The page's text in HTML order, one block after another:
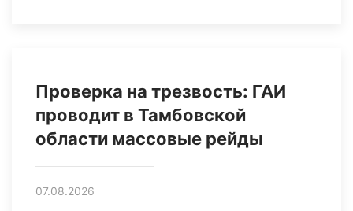
Проверка на трезвость: ГАИ
проводит в Тамбовской
области массовые рейды
07.08.2026